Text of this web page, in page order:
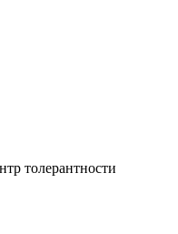
толерантности